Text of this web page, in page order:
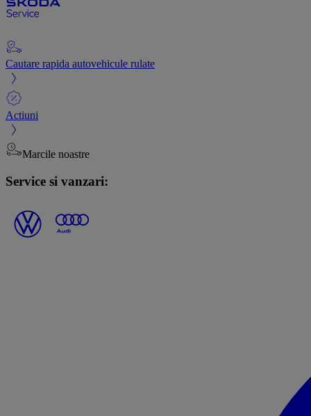
Cautare rapida autovehicule rulate
Actiuni
Marcile noastre
Service si vanzari: